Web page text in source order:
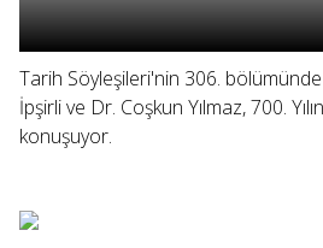
Tarih Söyleşileri'nin 306.
İpşirli ve Dr. Coşkun Yılmaz, 700.
konuşuyor.